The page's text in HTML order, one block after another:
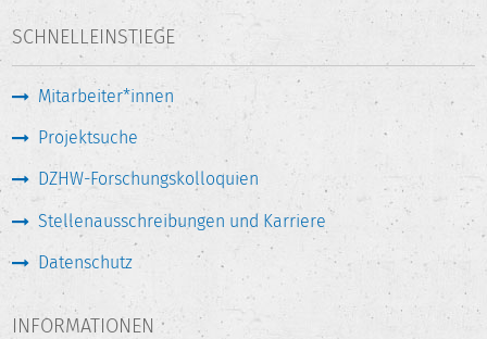
SCHNELLEINSTIEGE
Mitarbeiter*innen
Projektsuche
DZHW-Forschungskolloquien
Stellenausschreibungen und Karriere
Datenschutz
INFORMATIONEN